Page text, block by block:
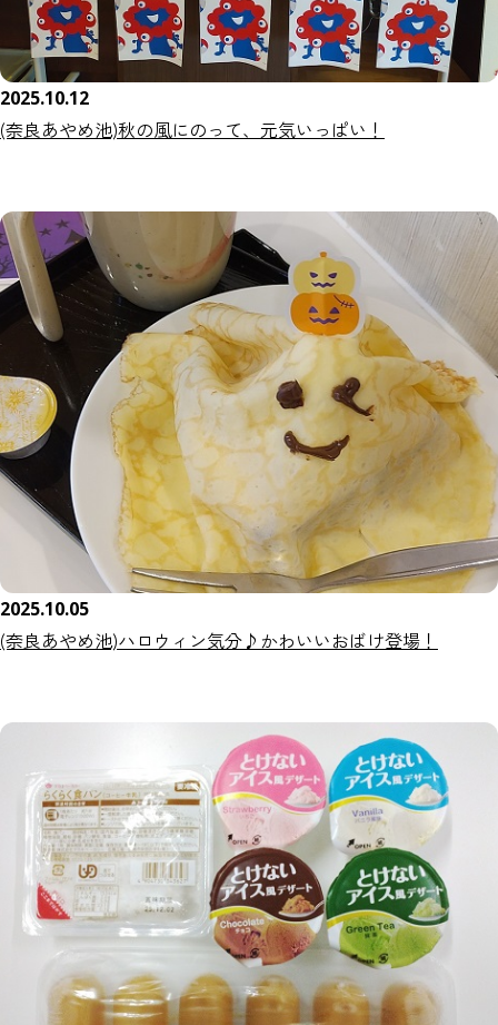
2025.10.12
(奈良あやめ池)秋の風にのって、元気いっぱい！
2025.10.05
(奈良あやめ池)ハロウィン気分♪かわいいおばけ登場！